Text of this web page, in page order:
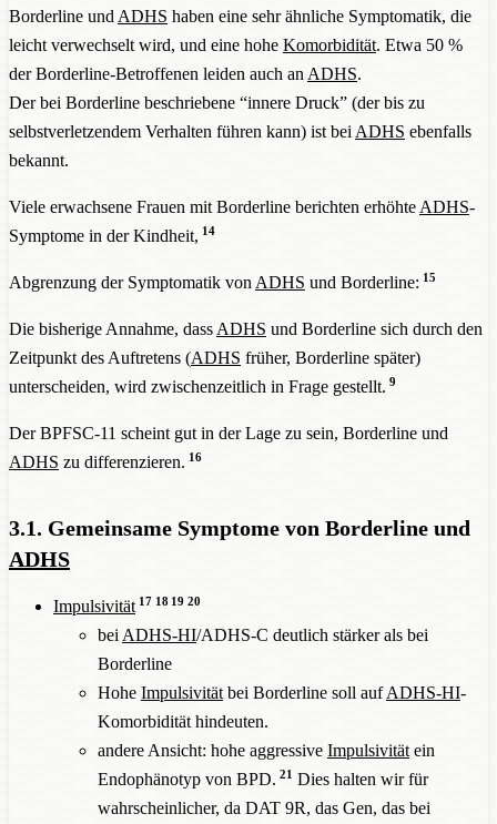
Borderline und ADHS haben eine sehr ähnliche Symptomatik, die
leicht verwechselt wird, und eine hohe Komorbidität. Etwa 50 %
der Borderline-Betroffenen leiden auch an ADHS.
Der bei Borderline beschriebene “innere Druck” (der bis zu
selbstverletzendem Verhalten führen kann) ist bei ADHS ebenfalls
bekannt.
Viele erwachsene Frauen mit Borderline berichten erhöhte ADHS-
Symptome in der Kindheit, 14
Abgrenzung der Symptomatik von ADHS und Borderline: 15
Die bisherige Annahme, dass ADHS und Borderline sich durch den
Zeitpunkt des Auftretens (ADHS früher, Borderline später)
unterscheiden, wird zwischenzeitlich in Frage gestellt. 9
Der BPFSC-11 scheint gut in der Lage zu sein, Borderline und
ADHS zu differenzieren. 16
3.1. Gemeinsame Symptome von Borderline und
ADHS
Impulsivität 17 18 19 20
bei ADHS-HI/ADHS-C deutlich stärker als bei
Borderline
Hohe Impulsivität bei Borderline soll aufADHS-HI-
Komorbidität hindeuten.
andere Ansicht: hohe aggressive Impulsivität ein
Endophänotyp von BPD. 21 Dies halten wir für
wahrscheinlicher, da DAT 9R, das Gen, das bei